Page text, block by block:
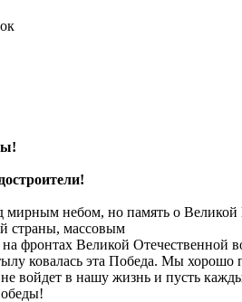
небом, но память о Великой
страны, массовым
фронтах Великой Отечественной
ковалась эта Победа. Мы хорошо
войдет в нашу жизнь и пусть